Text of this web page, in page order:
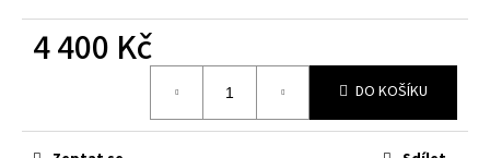
4 400 Kč
DO KOŠÍKU
HLEDAT
D